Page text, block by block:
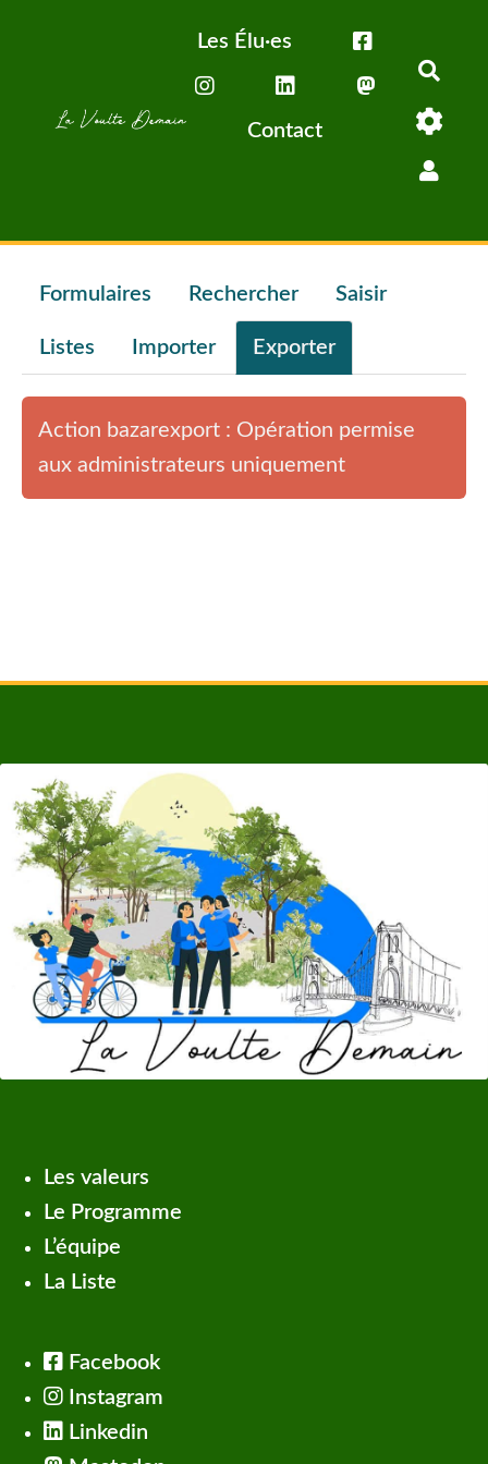
Aller au contenu principal
Les Élu·es
Contact
Formulaires Rechercher Saisir
Listes Importer Exporter
Action bazarexport : Opération permise
aux administrateurs uniquement
Les valeurs
Le Programme
L’équipe
La Liste
Facebook
Instagram
Linkedin